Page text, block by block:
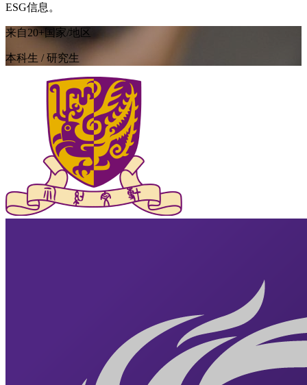
ESG信息。
来自20+国家/地区
本科生 / 研究生